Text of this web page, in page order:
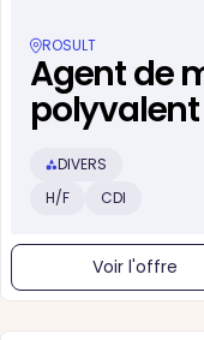
ROSULT
Agent de
polyvalent
DIVERS
H/F
CDI
Voir l'offre